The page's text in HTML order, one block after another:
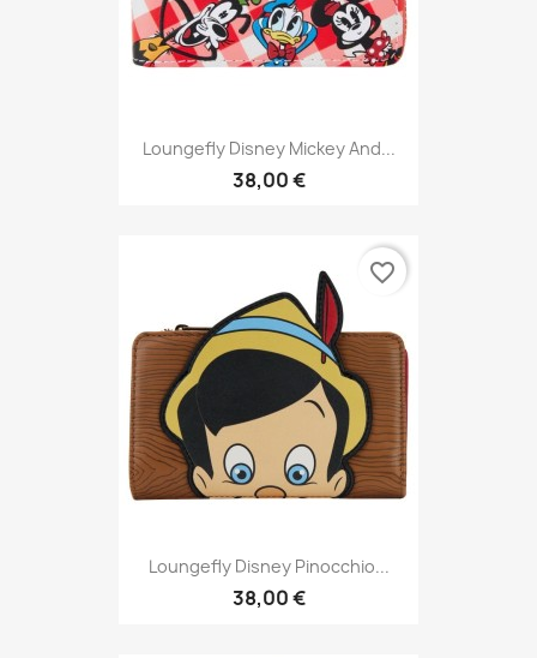
Loungefly Disney Mickey And...
38,00 €
Loungefly Disney Pinocchio...
38,00 €
favorite_border